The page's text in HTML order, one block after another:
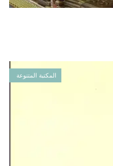
المكتبة المتنوعة